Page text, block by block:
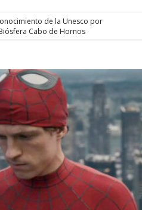
de la Unesco por
Cabo de Hornos